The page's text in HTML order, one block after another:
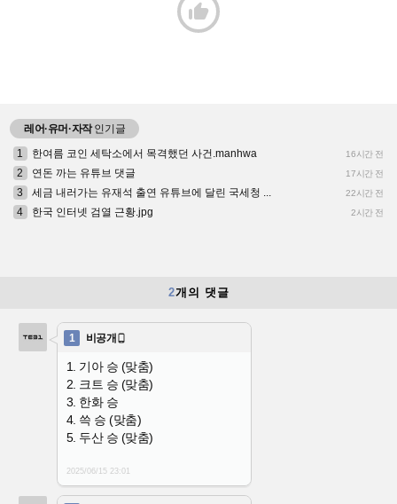

레어·유머·자작인기글
1
한여름 코인 세탁소에서 목격했던 사건.manhwa 16시간 전
2 연돈 까는 유튜브 댓글 17시간 전
3 세금 내러가는 유재석 출연 유튜브에 달린 국세청 ... 22시간 전
4 한국 인터넷 검열 근황.jpg 2시간 전
2개의 댓글
1 비공개 
1. 기아 승 (맞춤)
2. 크트 승 (맞춤)
3. 한화 승
4. 쓱 승 (맞춤)
5. 두산 승 (맞춤)
2025/06/1523:01